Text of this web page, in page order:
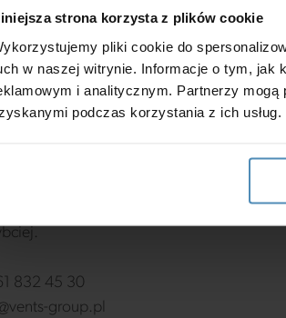
strona korzysta z plików cookie
pliki cookie do
w naszej witrynie. Informacje o tym, jak
i analitycznym. Partnerzy mogą
podczas korzystania z ich usług.
pytania?
jakiekolwiek pytania, uwagi
chętnie Ci pomożemy.
poniższy formularz
a postaramy się
na Twoją wiadomość jak
832 45 30
group.pl